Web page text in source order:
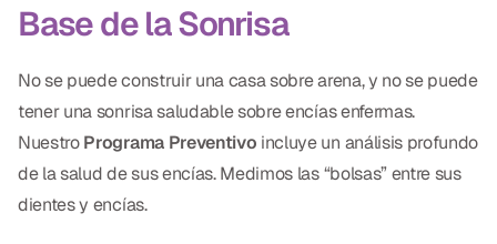
Base de la Sonrisa
No se puede construir una casa sobre arena, y no se puede
tener una sonrisa saludable sobre encías enfermas.
NuestroPrograma Preventivo incluye un análisis profundo
de la salud de sus encías. Medimos las “bolsas” entre sus
dientes y encías.